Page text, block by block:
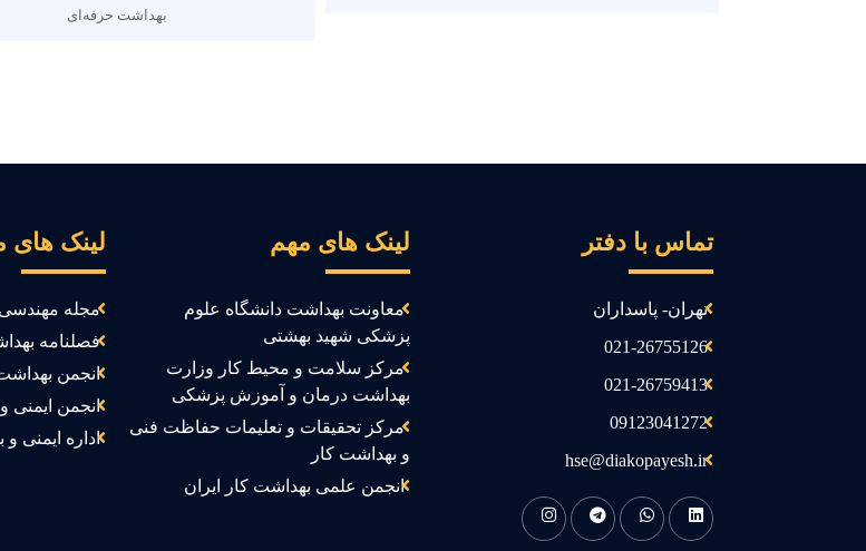
بهداشت حرفه‌ای
تماس با دفتر
تهران- پاسداران
021-26755126
021-26759413
09123041272
hse@diakopayesh.ir
لینک های مهم
معاونت بهداشت دانشگاه علوم
پزشکی شهید بهشتی
مرکز سلامت و محیط کار وزارت
بهداشت درمان و آموزش پزشکی
مرکز تحقیقات و تعلیمات حفاظت فنی
و بهداشت کار
انجمن علمی بهداشت کار ایران
لینک های
مجله
فصلنامه
انجمن
انجمن ایمنی
اداره ایمنی